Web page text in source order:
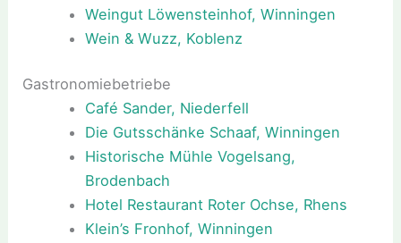
Weingut Löwensteinhof, Winningen
Wein & Wuzz, Koblenz
Gastronomiebetriebe
Café Sander, Niederfell
Die Gutsschänke Schaaf, Winningen
Historische Mühle Vogelsang,
Brodenbach
Hotel Restaurant Roter Ochse, Rhens
Klein’s Fronhof, Winningen